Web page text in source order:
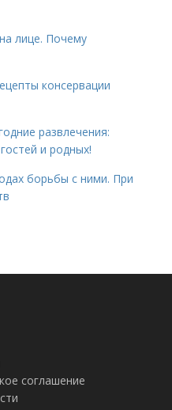
лице. Почему
консервации
развлечения:
и родных!
борьбы с ними. При
соглашение